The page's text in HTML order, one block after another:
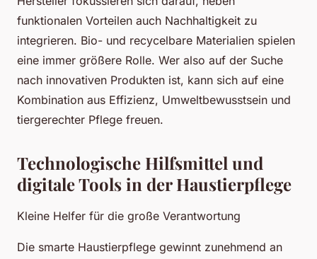
funktionalen Vorteilen auch Nachhaltigkeit zu
integrieren. Bio- und recycelbare Materialien spielen
eine immer größere Rolle. Wer also auf der Suche
nach innovativen Produkten ist, kann sich auf eine
Kombination aus Effizienz, Umweltbewusstsein und
tiergerechter Pflege freuen.
Technologische Hilfsmittel und
digitale Tools in der Haustierpflege
Kleine Helfer für die große Verantwortung
Die smarte Haustierpflege gewinnt zunehmend an